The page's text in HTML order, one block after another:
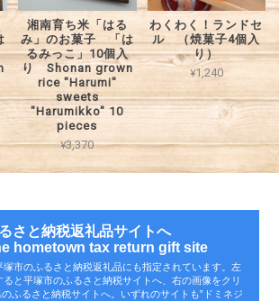
湘南育ち米「はる
み」のお菓子 「は
るみっこ」10個入
り Shonan grown
rice "Harumi"
sweets
"Harumikko" 10
pieces
¥3,370
わくわく！ランドセ
ル （焼菓子4個入
り）
¥1,240
さと納税返礼品サイトへ
hometown tax return gift site
塚市のふるさと納税返礼品にも指定されています。左
と平塚市のふるさと納税サイトへ、右の画像をクリ
ふるさと納税サイトへ。いずれのサイトも‟ドミネジ